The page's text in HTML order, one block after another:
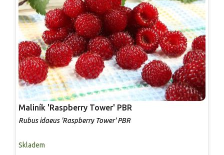
Maliník 'Raspberry Tower' PBR
Rubus idaeus 'Raspberry Tower' PBR
Skladem